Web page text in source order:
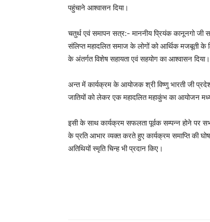
पहुंचाने आश्वासन दिया।
चतुर्थ एवं समापन सत्र:- माननीय प्रियंक कानूनगो जी
संलिप्त महादलित समाज के लोगों को आर्थिक मजबूती के
के अंतर्गत विशेष सहायता एवं सहयोग का आश्वासन दिया।
अन्त में कार्यक्रम के आयोजक श्री विष्णु भारती जी
जातियों को लेकर एक महादलित महाकुंभ का आयोजन
इसी के साथ कार्यक्रम सफलता पूर्वक सम्पन्न होने पर
के प्रति आभार व्यक्त करते हुए कार्यक्रम समाप्ति की
अतिथियों स्मृति चिन्ह भी प्रदान किए।